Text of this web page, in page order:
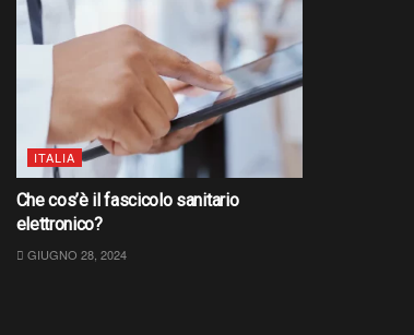
ITALIA
Che cos’è il fascicolo sanitario
elettronico?
GIUGNO 28, 2024